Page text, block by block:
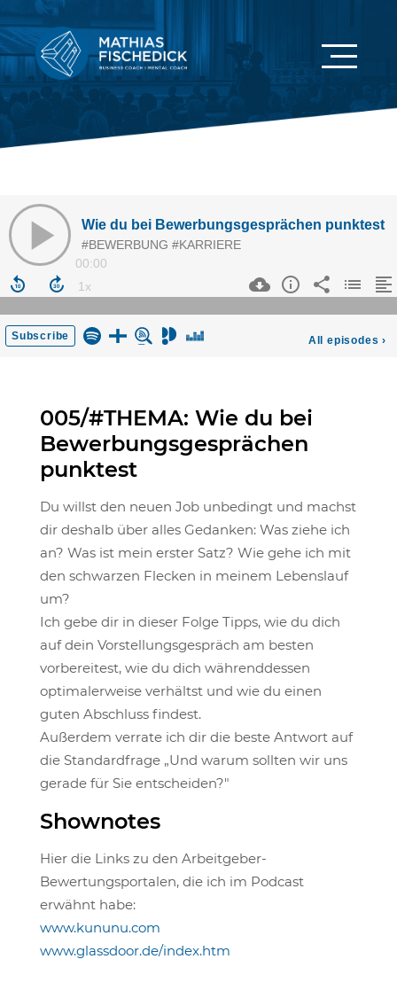
005/#THEMA: Wie du bei
Bewerbungsgesprächen
punktest
Du willst den neuen Job unbedingt und machst
dir deshalb über alles Gedanken: Was ziehe ich
an? Was ist mein erster Satz? Wie gehe ich mit
den schwarzen Flecken in meinem Lebenslauf
um?
Ich gebe dir in dieser Folge Tipps, wie du dich
auf dein Vorstellungsgespräch am besten
vorbereitest, wie du dich währenddessen
optimalerweise verhältst und wie du einen
guten Abschluss findest.
Außerdem verrate ich dir die beste Antwort auf
die Standardfrage „Und warum sollten wir uns
gerade für Sie entscheiden?"
Shownotes
Hier die Links zu den Arbeitgeber-
Bewertungsportalen, die ich im Podcast
erwähnt habe:
www.kununu.com
www.glassdoor.de/index.htm